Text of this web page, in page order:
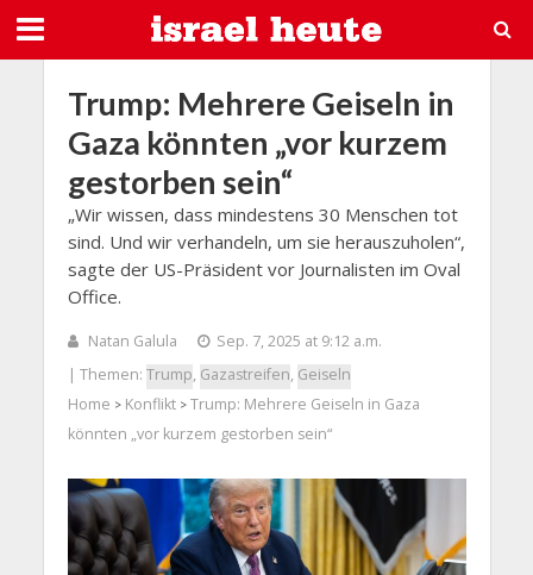
Trump: Mehrere Geiseln in
Gaza könnten „vor kurzem
gestorben sein“
„Wir wissen, dass mindestens 30 Menschen tot
sind. Und wir verhandeln, um sie herauszuholen“,
sagte der US-Präsident vor Journalisten im Oval
Office.
Natan Galula
Sep. 7, 2025 at 9:12 a.m.
| Themen: Trump, Gazastreifen, Geiseln
Home > Konflikt> Trump: Mehrere Geiseln in Gaza
könnten „vor kurzem gestorben sein“